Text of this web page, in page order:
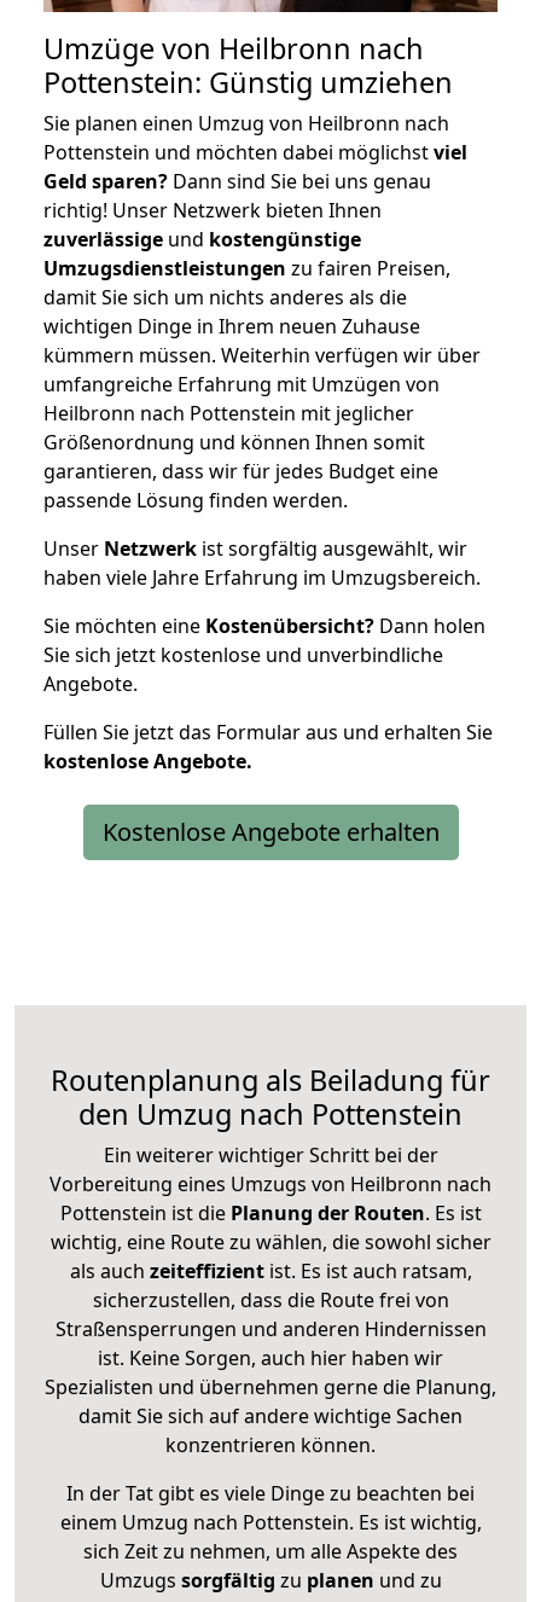
Umzüge von Heilbronn nach
Pottenstein: Günstig umziehen
Sie planen einen Umzug von Heilbronn nach
Pottenstein und möchten dabei möglichstviel
Geld sparen? Dann sind Sie bei uns genau
richtig! Unser Netzwerk bieten Ihnen
zuverlässige und kostengünstige
Umzugsdienstleistungen zu fairen Preisen,
damit Sie sich um nichts anderes als die
wichtigen Dinge in Ihrem neuen Zuhause
kümmern müssen. Weiterhin verfügen wir über
umfangreiche Erfahrung mit Umzügen von
Heilbronn nach Pottenstein mit jeglicher
Größenordnung und können Ihnen somit
garantieren, dass wir für jedes Budget eine
passende Lösung finden werden.
Unser Netzwerk ist sorgfältig ausgewählt, wir
haben viele Jahre Erfahrung im Umzugsbereich.
Sie möchten eine Kostenübersicht? Dann holen
Sie sich jetzt kostenlose und unverbindliche
Angebote.
Füllen Sie jetzt das Formular aus und erhalten Sie
kostenloseAngebote.
Kostenlose Angebote erhalten
Routenplanung als Beiladung für
den Umzug nach Pottenstein
Ein weiterer wichtiger Schritt bei der
Vorbereitung eines Umzugs von Heilbronn nach
Pottenstein ist diePlanung der Routen. Es ist
wichtig, eine Route zu wählen, die sowohl sicher
als auch zeiteffizientist. Es ist auch ratsam,
sicherzustellen, dass die Route frei von
Straßensperrungen und anderen Hindernissen
ist. Keine Sorgen, auch hier haben wir
Spezialisten und übernehmen gerne die Planung,
damit Sie sich auf andere wichtige Sachen
konzentrieren können.
In der Tat gibt es viele Dinge zu beachten bei
einem Umzug nach Pottenstein. Es ist wichtig,
sich Zeit zu nehmen, um alle Aspekte des
Umzugs sorgfältig zu planen und zu